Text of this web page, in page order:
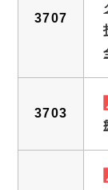
3707
3703